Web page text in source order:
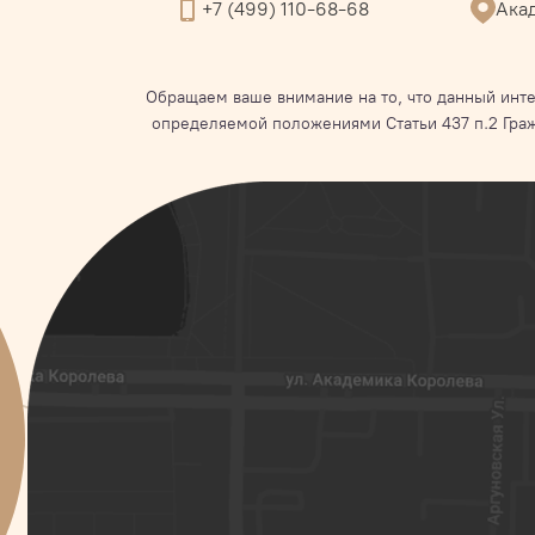
+7 (499) 110-68-68
Обращаем ваше внимание на то, что данный
определяемой положениями Статьи 437 п.2